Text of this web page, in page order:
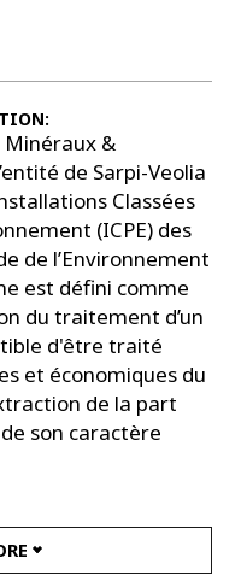
Minéraux &
de Sarpi-Veolia
Classées
(ICPE) des
de l’Environnement
est défini comme
du traitement d’un
d'être traité
et économiques du
de la part
son caractère